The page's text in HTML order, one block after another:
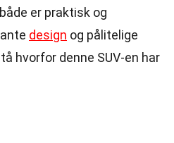
er praktisk og
design og pålitelige
hvorfor denne SUV-en har